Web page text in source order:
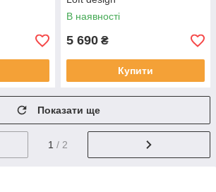
В наявності
5 690 ₴
Купити
Показати ще
1 / 2